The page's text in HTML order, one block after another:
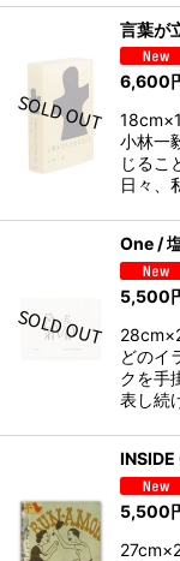
言葉が
6,600
小林一
じるこ
日々、
One /
5,500
どのイ
クを手
表し続
5,500